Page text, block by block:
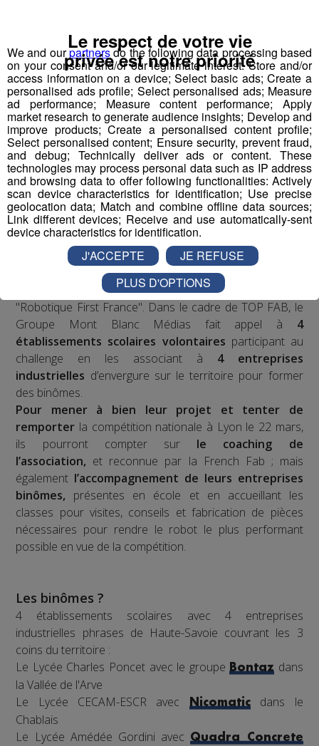
riquer la nouvelle perception du monde industriel
avec les jeunes comme acteurs et ambassadeurs de la
filière.
La méthode ?
Vulgariser l’industrie en la rendant ludiqueavec le
prétexte du robot : de la fabrication d’un robot par des
collégiens et lycéens sur plusieurs mois à leur
participation à une compétition apprenante de robots le
"First Tech Challenge" en points d’orgue, avec leur robot
fabriqué.
Les jeunes des établissements scolaires doivent
fabriquer un robot à partir d'un kit de pièces détachées
fourni par l'association organisatrice la compétition
"Robotique First France". Dans le cadre de TOP FAB, le
Groupe Mont Blanc Médias fait appel à 4
établissements scolaires volontaires participant au
challenge en les associant à 4 entreprises
industrielles d’envergure sur le territoire pour former
des binômes.
Pour mener à bien leur projet et tenter de
remporter la compétition nationale à Lyon le 22 mars,
ils pourront compter sur le coaching de
l’association, et reconnue par la French Fab ; mais
également l’accompagnement de leurs entreprises
binômes, présentes en école et en accueillant les
classes pour visites, conseils et fabrication de pièces
nécessaires pour rendre le robot le plus performant
possible en vue de la compétition.
Les binômes ?
4 établissements scolaires avec 4 entreprises
industrielles phrases de Haute-Savoie couvrant les 3
coins du territoire :
Le Lycée Charles Poncet avec le groupe Bontaz dans
la Vallée de l'Arve
Le Lycée CECAM-ESCR avec
Nicomaticdans le
Chablais
Le Lycée Amédée Gordini avecQuadra Concrete
We and ourpartnersdo the following data processing based
on your consent and/or our legitimate interest: Store and/or
access information on a device; Select basic ads; Create a
personalised ads profile; Select personalised ads; Measure
ad performance; Measure content performance; Apply
market research to generate audience insights; Develop and
improve products; Create a personalised content profile;
Select personalised content; Ensure security, prevent fraud,
and debug; Technically deliver ads or content. These
technologies may process personal data such as IP address
and browsing data to offer following functionalities: Actively
scan device characteristics for identification; Use precise
geolocation data; Match and combine offline data sources;
Link different devices; Receive and use automatically-sent
device characteristics for identification.
Le respect de votre vie
privée est notre priorité
J'ACCEPTE
JE REFUSE
PLUS D'OPTIONS